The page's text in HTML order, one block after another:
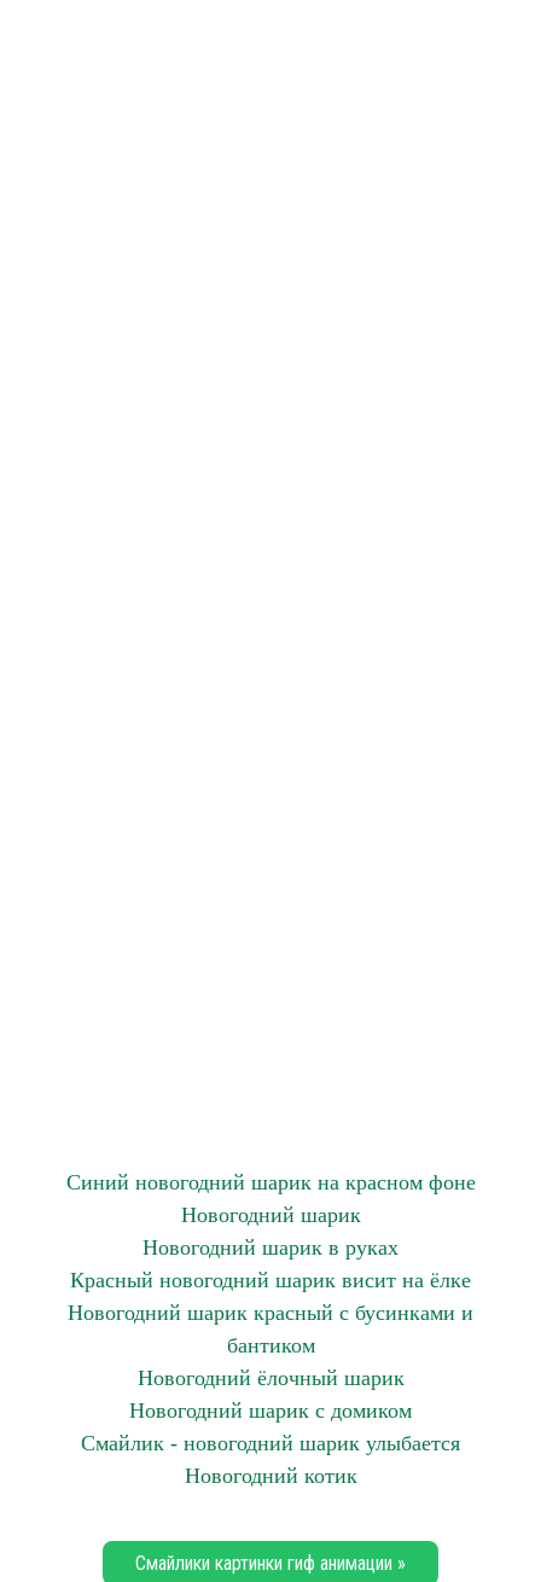
Синий новогодний шарик на красном фоне
Новогодний шарик
Новогодний шарик в руках
Красный новогодний шарик висит на ёлке
Новогодний шарик красный с бусинками и
бантиком
Новогодний ёлочный шарик
Новогодний шарик с домиком
Смайлик - новогодний шарик улыбается
Новогодний котик
Смайлики картинки гиф анимации »